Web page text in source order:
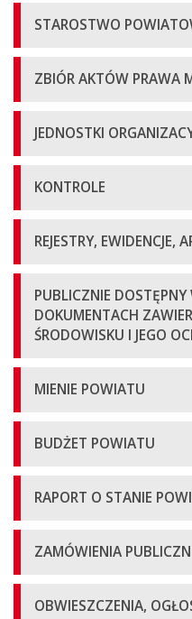
STAROSTWO
ZBIÓR AKTÓW PRAWA
JEDNOSTKI
KONTROLE
REJESTRY, EWIDENCJE,
PUBLICZNIE
DOKUMENTACH
ŚRODOWISKU I JEGO
MIENIE POWIATU
BUDŻET POWIATU
RAPORT O STANIE
ZAMÓWIENIA
OBWIESZCZENIA,